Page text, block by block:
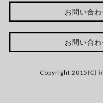
お問い合わ
お問い合わ
Copyright 2015(C)